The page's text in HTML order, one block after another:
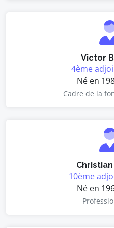
Victor
4ème
Né en
Cadre de la
Christian
10ème
Né en